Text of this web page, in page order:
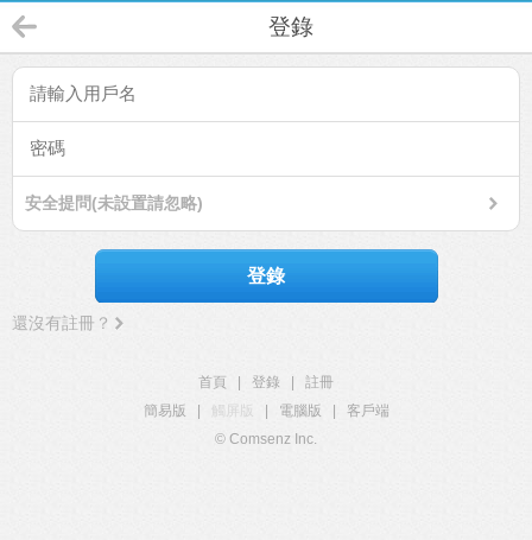
登錄
安全提問(未設置請忽略)
登錄
還沒有註冊？
首頁 登錄
註冊
簡易版
觸屏版 電腦版
客戶端
© Comsenz Inc.